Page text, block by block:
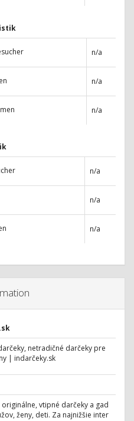
n/a
n/a
n/a
n/a
n/a
n/a
netradičné darčeky pre
| indarčeky.sk
vtipné darčeky a gad
ženy, deti. Za najnižšie inter